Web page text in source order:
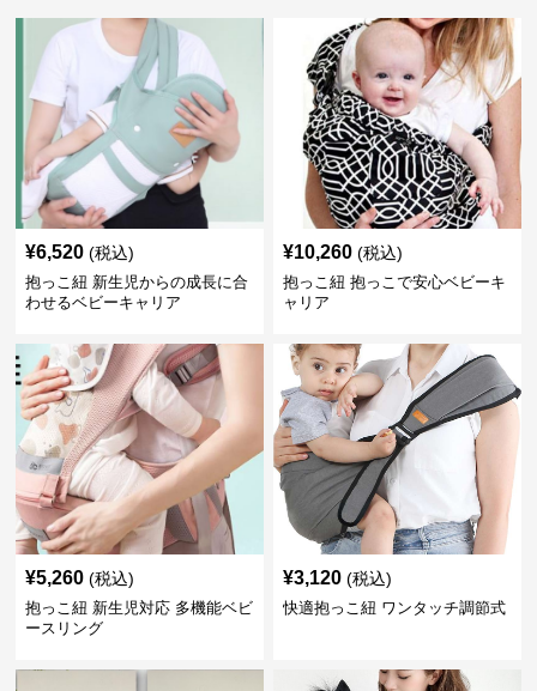
¥6,520 (税込)
抱っこ紐 新生児からの成長に合
わせるベビーキャリア
¥10,260 (税込)
抱っこ紐 抱っこで安心ベビーキ
ャリア
¥5,260 (税込)
抱っこ紐 新生児対応 多機能ベビ
ースリング
¥3,120 (税込)
快適抱っこ紐 ワンタッチ調節式